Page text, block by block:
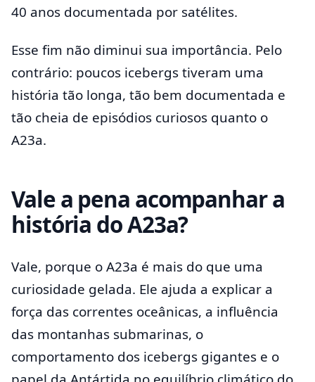
40 anos documentada por satélites.
Esse fim não diminui sua importância. Pelo
contrário: poucos icebergs tiveram uma
história tão longa, tão bem documentada e
tão cheia de episódios curiosos quanto o
A23a.
Vale a pena acompanhar a
história do A23a?
Vale, porque o A23a é mais do que uma
curiosidade gelada. Ele ajuda a explicar a
força das correntes oceânicas, a influência
das montanhas submarinas, o
comportamento dos icebergs gigantes e o